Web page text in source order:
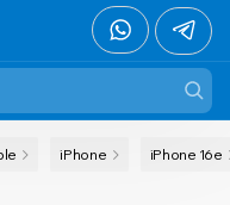
iPhone iPhone 16e